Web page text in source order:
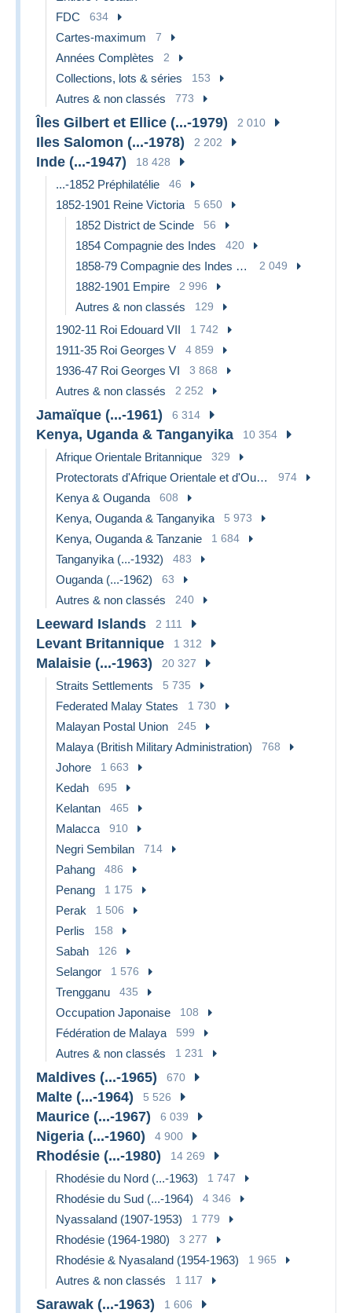
FDC 634
Cartes-maximum 7
Années Complètes 2
Collections, lots & séries 153
Autres & non classés 773
Îles Gilbert et Ellice (...-1979) 2 010
Iles Salomon (...-1978) 2 202
Inde (...-1947) 18 428
...-1852 Préphilatélie 46
1852-1901 Reine Victoria 5 650
1852 District de Scinde 56
1854 Compagnie des Indes 420
1858-79 Compagnie des Indes & Gouvernement de la Reine 2 049
1882-1901 Empire 2 996
Autres & non classés 129
1902-11 Roi Edouard VII 1 742
1911-35 Roi Georges V 4 859
1936-47 Roi Georges VI 3 868
Autres & non classés 2 252
Jamaïque (...-1961) 6 314
Kenya, Uganda & Tanganyika 10 354
Afrique Orientale Britannique 329
Protectorats d'Afrique Orientale et d'Ouganda 974
Kenya & Ouganda 608
Kenya, Ouganda & Tanganyika 5 973
Kenya, Ouganda & Tanzanie 1 684
Tanganyika (...-1932) 483
Ouganda (...-1962) 63
Autres & non classés 240
Leeward Islands 2 111
Levant Britannique 1 312
Malaisie (...-1963) 20 327
Straits Settlements 5 735
Federated Malay States 1 730
Malayan Postal Union 245
Malaya (British Military Administration) 768
Johore 1 663
Kedah 695
Kelantan 465
Malacca 910
Negri Sembilan 714
Pahang 486
Penang 1 175
Perak 1 506
Perlis 158
Sabah 126
Selangor 1 576
Trengganu 435
Occupation Japonaise 108
Fédération de Malaya 599
Autres & non classés 1 231
Maldives (...-1965) 670
Malte (...-1964) 5 526
Maurice (...-1967) 6 039
Nigeria (...-1960) 4 900
Rhodésie (...-1980) 14 269
Rhodésie du Nord (...-1963) 1 747
Rhodésie du Sud (...-1964) 4 346
Nyassaland (1907-1953) 1 779
Rhodésie (1964-1980) 3 277
Rhodésie & Nyasaland (1954-1963) 1 965
Autres & non classés 1 117
Sarawak (...-1963) 1 606